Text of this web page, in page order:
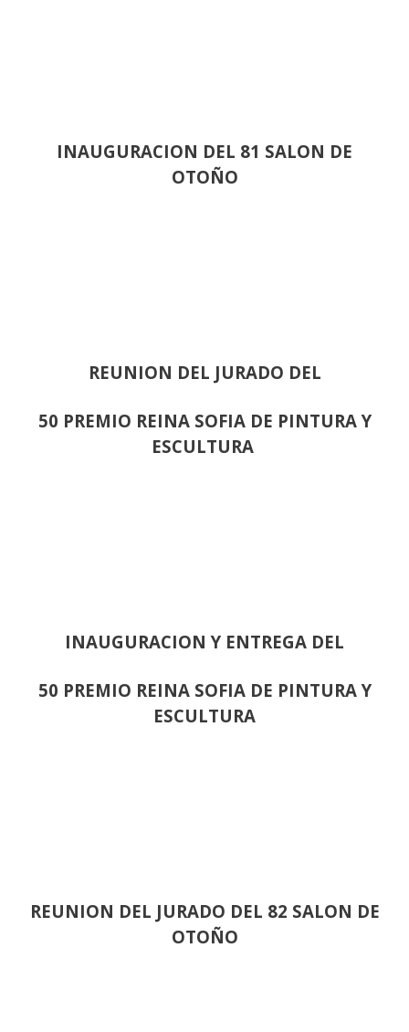
INAUGURACION DEL 81 SALON DE
OTOÑO
REUNION DEL JURADO DEL
50 PREMIO REINA SOFIA DE PINTURA Y
ESCULTURA
INAUGURACION Y ENTREGA DEL
50 PREMIO REINA SOFIA DE PINTURA Y
ESCULTURA
REUNION DEL JURADO DEL 82 SALON DE
OTOÑO